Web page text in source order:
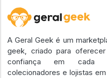
A Geral Geek é um
geek, criado para
confiança em cada
colecionadores e lojistas